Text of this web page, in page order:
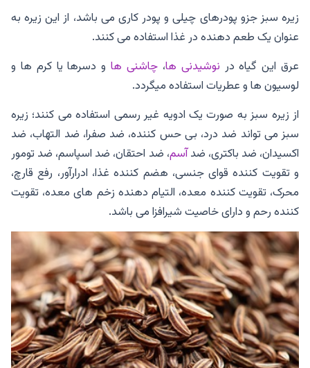
زیره سبز جزو پودرهای چیلی و پودر کاری می باشد، از این زیره به
عنوان یک طعم دهنده در غذا استفاده می کنند.
عرق این گیاه در نوشیدنی ها،چاشنی هاو دسرها یا کرم ها و
لوسیون ها و عطریات استفاده میگردد.
از زیره سبز به صورت یک ادویه غیر رسمی استفاده می کنند؛ زیره
سبز می تواند ضد درد، بی حس کننده، ضد صفرا، ضد التهاب، ضد
اکسیدان، ضد باکتری، ضدآسم، ضد احتقان، ضد اسپاسم، ضد تومور
و تقویت کننده قوای جنسی، هضم کننده غذا، ادرارآور، رفع قارچ،
محرک، تقویت کننده معده، التیام دهنده زخم های معده، تقویت
کننده رحم و دارای خاصیت شیرافزا می باشد.